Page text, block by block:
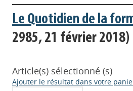
Le Quotidien de la
2985, 21 février 2018)
Article(s) sélectionné (s)
Ajouter le résultat dans votre